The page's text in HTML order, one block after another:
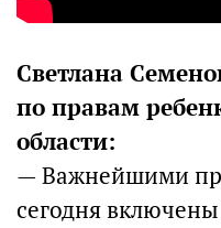
Светлана
по правам
области:
— Важнейшими
сегодня